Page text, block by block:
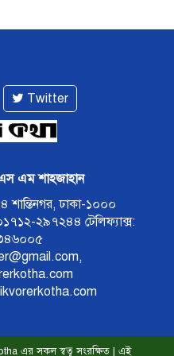
Twitter
এম শাহজাহান
শান্তিনগর, ঢাকা-১০০০
২৯৭২৪৪ টেলিফ্যাক্স:
এর সকল স্বত্ব সংরক্ষিত | এই